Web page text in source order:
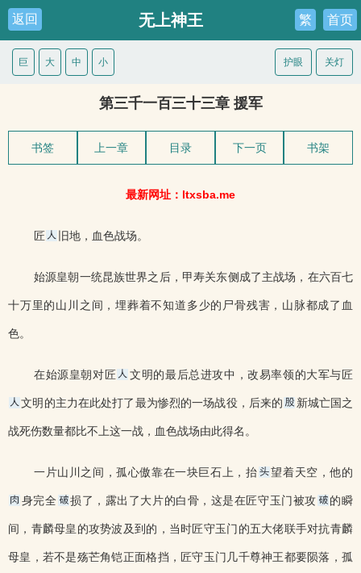
返回 无上神王 繁 首页
关灯
护眼
巨 大 中 小
第三千一百三十三章 援军
书签 上一章 目录 下一页 书架
最新网址：ltxsba.me
匠 旧地，血色战场。
始源皇朝一统昆族世界之后，甲寿关东侧成了主战场，在六百七
十万里的山川之间，埋葬着不知道多少的尸骨残害，山脉都成了血
色。
在始源皇朝对匠 文明的最后总进攻中，改易率领的大军与匠
文明的主力在此处打了最为惨烈的一场战役，后来的 新城亡国之
战死伤数量都比不上这一战，血色战场由此得名。
一片山川之间，孤心傲靠在一块巨石上，抬 望着天空，他的
身完全 损了，露出了大片的白骨，这是在匠守玉门被攻 的瞬
间，青麟母皇的攻势波及到的，当时匠守玉门的五大佬联手对抗青麟
母皇，若不是殇芒角铠正面格挡，匠守玉门几千尊神王都要陨落，孤